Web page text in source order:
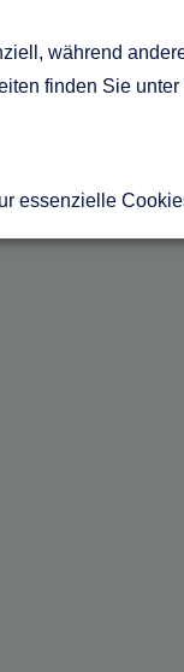
während
finden Sie
essenzielle